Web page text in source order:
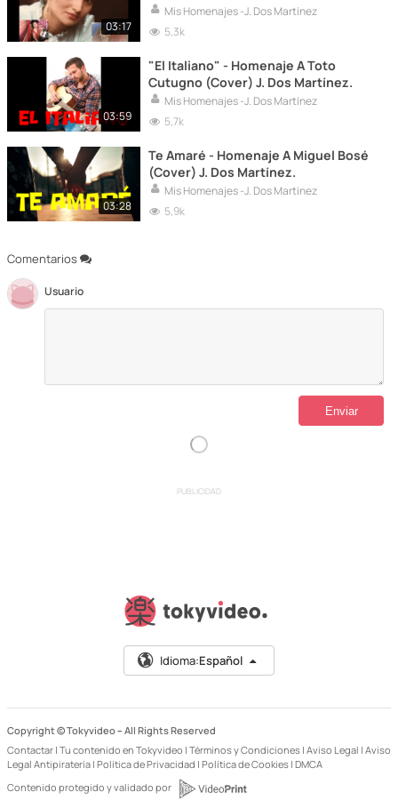
Comentarios
Usuario
03:17
Martínez.
Mis Homenajes -J. Dos Martínez
5,3k
03:59
"El Italiano" - Homenaje A Toto
Cutugno (Cover) J. Dos Martínez.
Mis Homenajes -J. Dos Martínez
5,7k
03:28
Te Amaré - Homenaje A Miguel Bosé
(Cover) J. Dos Martínez.
Mis Homenajes -J. Dos Martínez
5,9k
PUBLICIDAD
Idioma:Español
Copyright © Tokyvideo – All Rights Reserved
Contactar | Tu contenido en Tokyvideo | Términos y Condiciones | Aviso Legal | Aviso
Legal Antipiratería | Política de Privacidad | Política de Cookies | DMCA
Contenido protegido y validado por